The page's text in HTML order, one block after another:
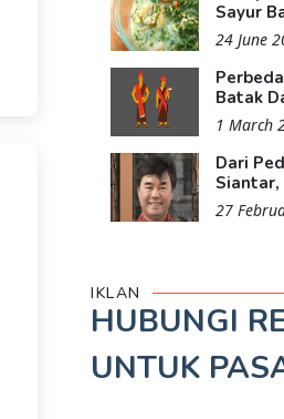
Sayur
24 June
Batak
1 March
Dari
27
IKLAN
HUBUNGI
UNTUK